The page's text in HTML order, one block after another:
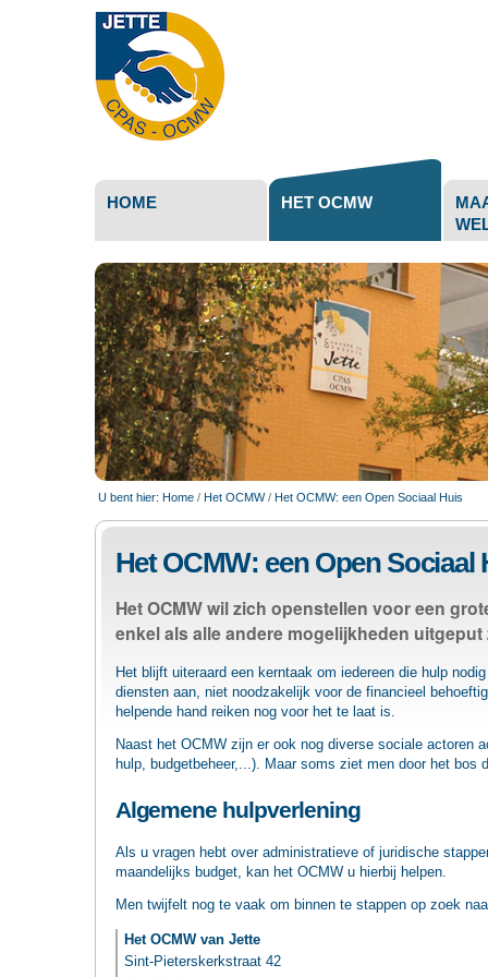
HOME HET OCMW
U bent hier: Home / Het OCMW / Het OCMW: een Open Sociaal Huis
Het OCMW: een Open Sociaal
Het OCMW wil zich openstellen voor een
enkel als alle andere mogelijkheden uitgeput
Het blijft uiteraard een kerntaak om iedereen die hulp
diensten aan, niet noodzakelijk voor de financieel
helpende hand reiken nog voor het te laat is.
Naast het OCMW zijn er ook nog diverse sociale actoren
hulp, budgetbeheer,...). Maar soms ziet men door het
Algemene hulpverlening
Als u vragen hebt over administratieve of juridische
maandelijks budget, kan het OCMW u hierbij helpen.
Men twijfelt nog te vaak om binnen te stappen op zoek
Het OCMW van Jette
Sint-Pieterskerkstraat 42